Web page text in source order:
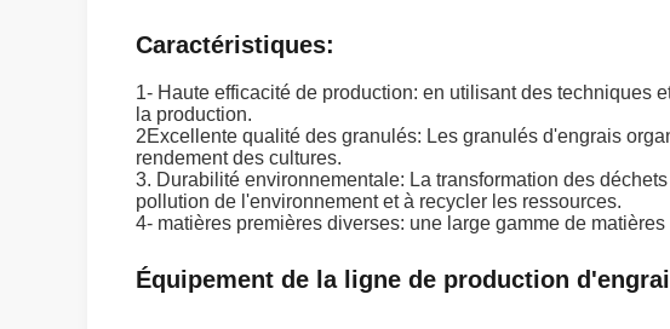
Caractéristiques:
1- Haute efficacité de production: en utilisant des techniques
la production.
2Excellente qualité des granulés: Les granulés d'engrais
rendement des cultures.
3. Durabilité environnementale: La transformation des
pollution de l'environnement et à recycler les ressources.
4- matières premières diverses: une large gamme de
Équipement de la ligne de production